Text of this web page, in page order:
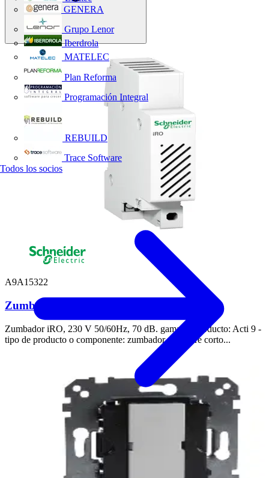
GENERA
Grupo Lenor
Iberdrola
MATELEC
Plan Reforma
Programación Integral
REBUILD
Trace Software
Todos los socios
A9A15322
Zumbador iRO, 230 V 50/60Hz, 70 dB
Zumbador iRO, 230 V 50/60Hz, 70 dB. gama de producto: Acti 9 -
tipo de producto o componente: zumbador - nombre corto...